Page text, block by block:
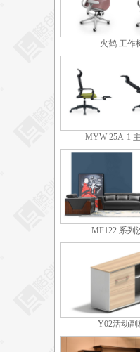
火鹤 工作
MYW-25A-1
MF122 系列
Y02活动副